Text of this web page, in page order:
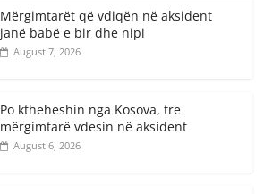
Mërgimtarët që vdiqën në aksident
janë babë e bir dhe nipi
August 7, 2026
Po ktheheshin nga Kosova, tre
mërgimtarë vdesin në aksident
August 6, 2026